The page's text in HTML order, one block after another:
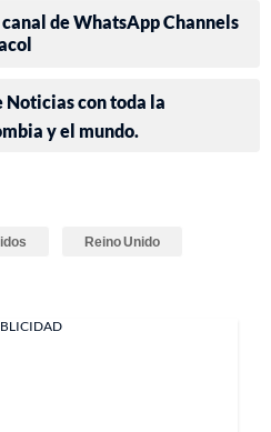
de WhatsApp Channels
Noticias con toda la
y el mundo.
Reino Unido